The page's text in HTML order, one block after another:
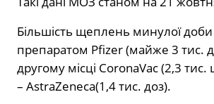
Більшість щеплень минулої
препаратом Pfizer (майже 3 тис.
другому місці CoronaVac (2,3
– AstraZeneca(1,4 тис. доз).